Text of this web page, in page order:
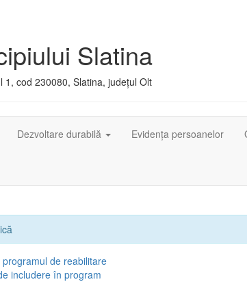
Slatina
cod 230080, Slatina, județul Olt
Dezvoltare durabilă Evidența persoanelor
de reabilitare
includere în program